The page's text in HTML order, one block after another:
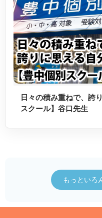
日々の積み重ねで、誇
スクール】谷口先生
もっといろ